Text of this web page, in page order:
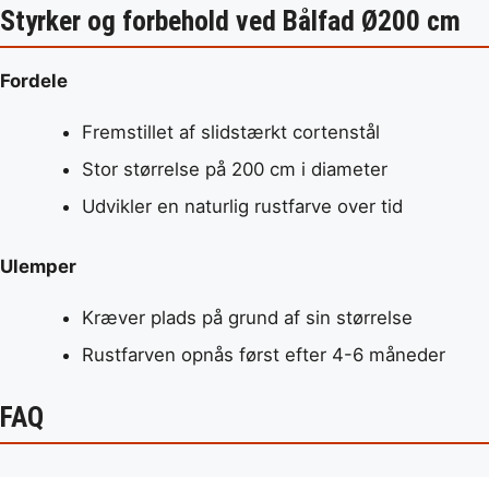
Styrker og forbehold ved Bålfad Ø200 cm
Fordele
Fremstillet af slidstærkt cortenstål
Stor størrelse på 200 cm i diameter
Udvikler en naturlig rustfarve over tid
Ulemper
Kræver plads på grund af sin størrelse
Rustfarven opnås først efter 4-6 måneder
FAQ